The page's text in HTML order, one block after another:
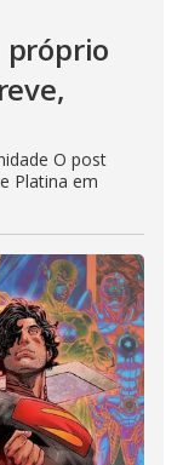
próprio
O post
Platina em